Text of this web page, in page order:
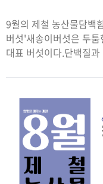
9월의 제철 농산물담백
버섯'새송이버섯은 두
대표 버섯이다.단백질
달콤함이 가득한 가을